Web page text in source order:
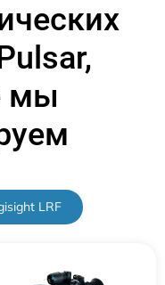
мы
LRF